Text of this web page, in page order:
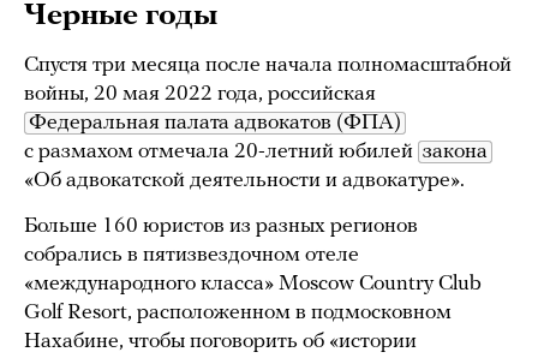
Черные годы
Спустя три месяца после начала полномасштабной
войны, 20 мая 2022 года, российская
Федеральная палата адвокатов (ФПА)
с размахом отмечала 20-летний юбилей закона
«Об адвокатской деятельности и адвокатуре».
Больше 160 юристов из разных регионов
собрались в пятизвездочном отеле
«международного класса» Moscow Country Club
Golf Resort, расположенном в подмосковном
Нахабине, чтобы поговорить об «истории